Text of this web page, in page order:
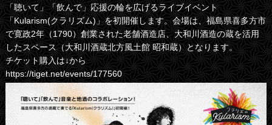
「聴いて」「飲んで」応援の輪を広げるライブイベント
「Kularism(クラリズム)」を初開催します。会場は、福島県喜多方市
で寛政2年（1790）創業された老舗酒造店、大和川酒造の蔵を活用
したスペース（大和川酒蔵北方風土館 昭和蔵）となります。
チケット購入は↓から
https://tiget.net/events/177560